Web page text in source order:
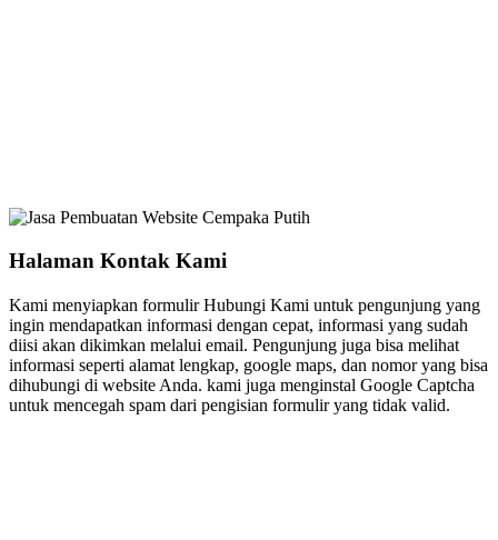
Halaman Kontak Kami
Kami menyiapkan formulir Hubungi Kami untuk pengunjung yang
ingin mendapatkan informasi dengan cepat, informasi yang sudah
diisi akan dikimkan melalui email. Pengunjung juga bisa melihat
informasi seperti alamat lengkap, google maps, dan nomor yang bisa
dihubungi di website Anda. kami juga menginstal Google Captcha
untuk mencegah spam dari pengisian formulir yang tidak valid.